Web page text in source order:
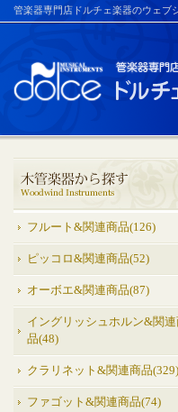
管楽器専門店ドルチェ楽器のウェブ
フルート&関連商品(126)
ピッコロ&関連商品(52)
オーボエ&関連商品(87)
イングリッシュホルン&関連
品(48)
クラリネット&関連商品(329)
ファゴット&関連商品(74)